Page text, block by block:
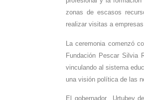
zonas de escasos
realizar visitas a
La ceremonia comenzó
Fundación Pescar Silvia
vinculando al sistema
una visión política de las
El gobernador Urtubey